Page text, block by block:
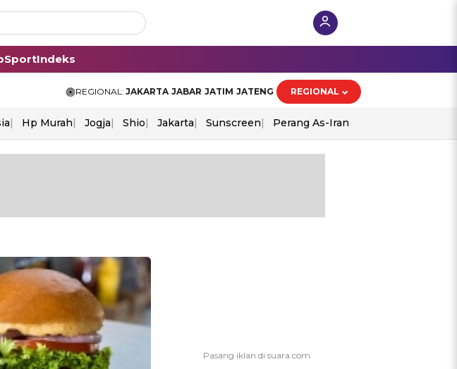
SportIndeks
REGIONAL: JAKARTA JABAR JATIM JATENG REGIONAL
Hp Murah Jogja Shio Jakarta Sunscreen Perang As-Iran